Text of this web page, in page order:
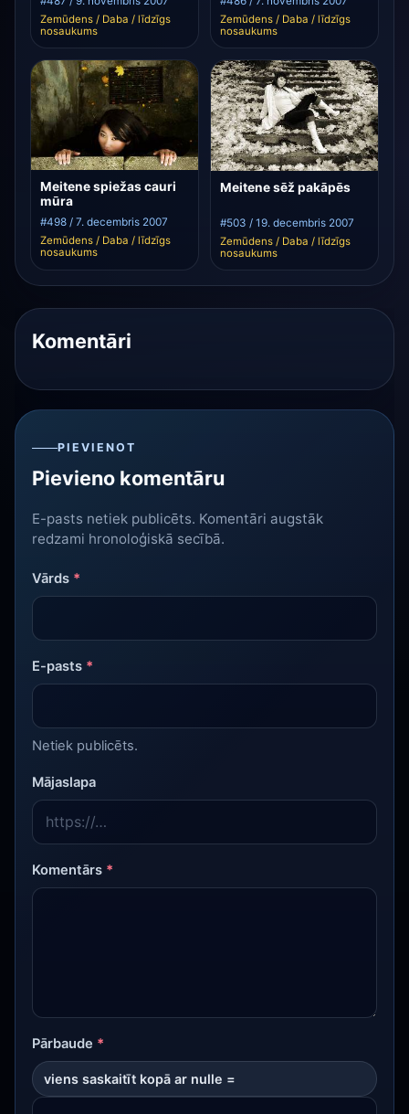
Zemūdens / Daba / līdzīgs
nosaukums
Zemūdens / Daba / līdzīgs
nosaukums
Meitene spiežas cauri
mūra
#498 / 7. decembris 2007
Zemūdens / Daba / līdzīgs
nosaukums
Meitene sēž pakāpēs
#503 / 19. decembris 2007
Zemūdens / Daba / līdzīgs
nosaukums
Komentāri
PIEVIENOT
Pievieno komentāru
E-pasts netiek publicēts. Komentāri augstāk
redzami hronoloģiskā secībā.
Vārds *
E-pasts *
Netiek publicēts.
Mājaslapa
Komentārs *
Pārbaude *
viens saskaitīt kopā ar nulle =